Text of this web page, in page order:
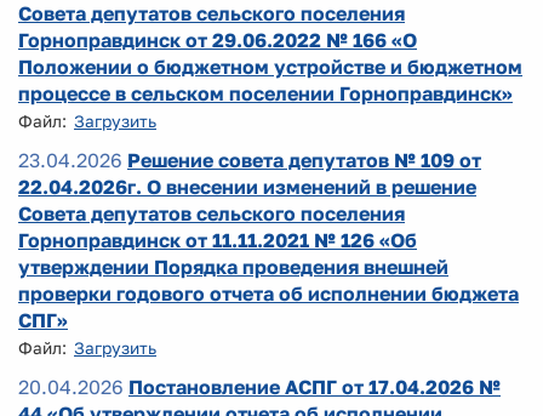
Совета депутатов сельского поселения
Горноправдинск от 29.06.2022 № 166 «О
Положении о бюджетном устройстве и бюджетном
процессе в сельском поселении Горноправдинск»
Файл: Загрузить
23.04.2026 Решение совета депутатов № 109 от
22.04.2026г. О внесении изменений в решение
Совета депутатов сельского поселения
Горноправдинск от 11.11.2021 № 126 «Об
утверждении Порядка проведения внешней
проверки годового отчета об исполнении бюджета
СПГ»
Файл: Загрузить
20.04.2026 Постановление АСПГ от 17.04.2026 №